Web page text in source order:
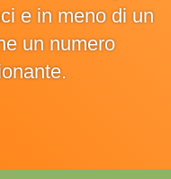
e in meno di un
un numero